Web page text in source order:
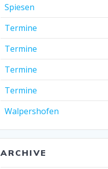
Spiesen
Termine
Termine
Termine
Termine
Walpershofen
ARCHIVE